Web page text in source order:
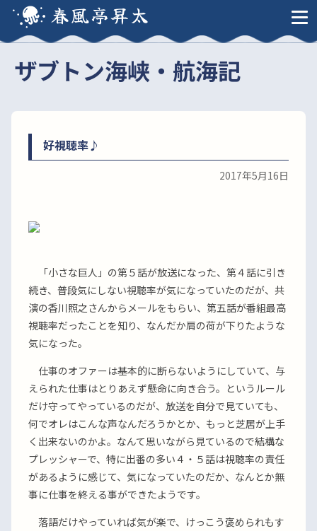
春風亭昇太
ザブトン海峡・航海記
好視聴率♪
2017年5月16日
「小さな巨人」の第５話が放送になった、第４話に引き
続き、普段気にしない視聴率が気になっていたのだが、共
演の香川照之さんからメールをもらい、第五話が番組最高
視聴率だったことを知り、なんだか肩の荷が下りたような
気になった。
仕事のオファーは基本的に断らないようにしていて、与
えられた仕事はとりあえず懸命に向き合う。というルール
だけ守ってやっているのだが、放送を自分で見ていても、
何でオレはこんな声なんだろうかとか、もっと芝居が上手
く出来ないのかよ。なんて思いながら見ているので結構な
プレッシャーで、特に出番の多い４・５話は視聴率の責任
があるように感じて、気になっていたのだか、なんとか無
事に仕事を終える事ができたようです。
落語だけやっていれば気が楽で、けっこう褒められもす